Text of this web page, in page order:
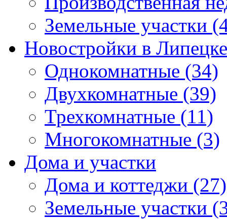
Земельные участки
Новостройки в Липецке
Однокомнатные (34)
Двухкомнатные (39)
Трехкомнатные (11)
Многокомнатные (3)
Дома и участки
Дома и коттеджи (27)
Земельные участки